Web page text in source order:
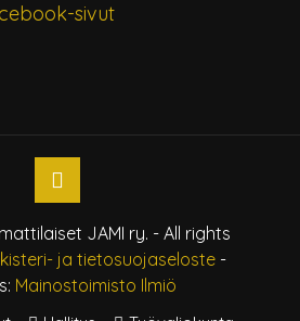
sivut
JAMI ry. - All rights
ja tietosuojaseloste-
Mainostoimisto Ilmiö